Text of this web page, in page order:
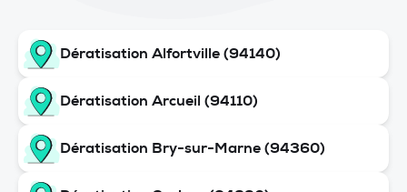
Dératisation Alfortville (94140)
Dératisation Arcueil (94110)
Dératisation Bry-sur-Marne (94360)